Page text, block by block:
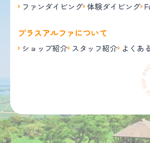
ファンダイビング 体験ダイビング
プラスアルファについて
ショップ紹介 スタッフ紹介 よくあ